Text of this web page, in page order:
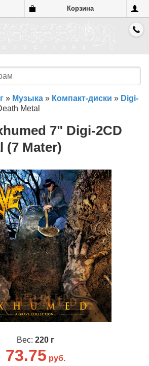
Корзина
» Музыка » Компакт-диски » Digi-
Metal
7" Digi-2CD
(7 Mater)
Вес: 220 г
73.75 руб.